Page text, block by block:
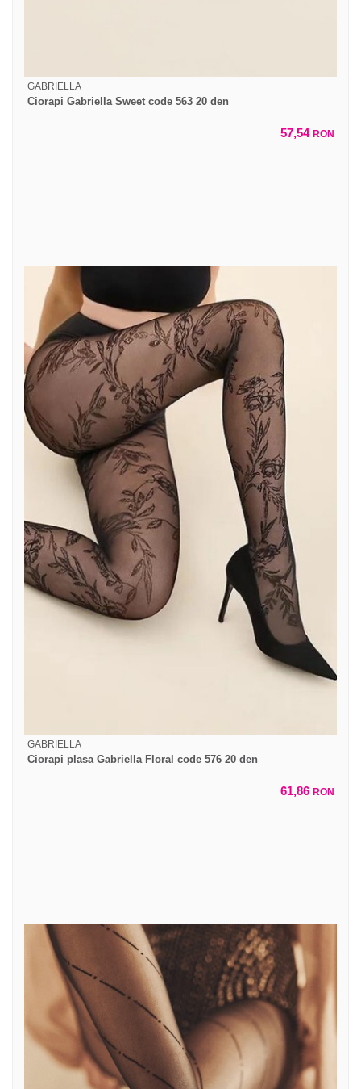
GABRIELLA
Ciorapi Gabriella Sweet code 563 20 den
57,54 RON
GABRIELLA
Ciorapi plasa Gabriella Floral code 576 20 den
61,86 RON